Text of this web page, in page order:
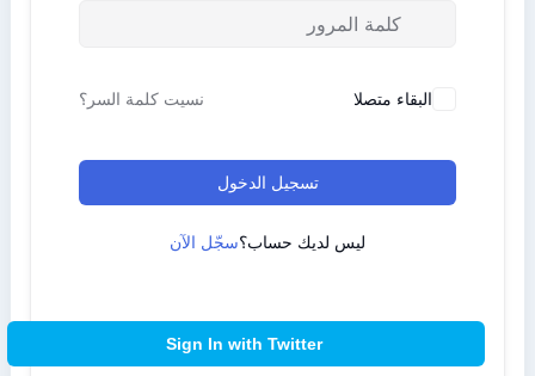
البقاء متصلا نسيت كلمة السر؟
تسجيل الدخول
ليس لديك حساب؟سجّل الآن
Sign In with Twitter